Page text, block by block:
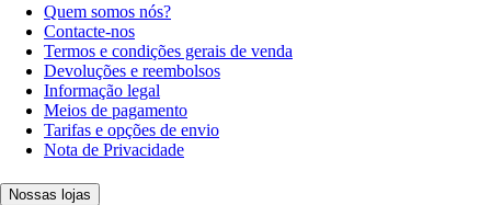
Quem somos nós?
Contacte-nos
Termos e condições gerais de venda
Devoluções e reembolsos
Informação legal
Meios de pagamento
Tarifas e opções de envio
Nota de Privacidade
Nossas lojas